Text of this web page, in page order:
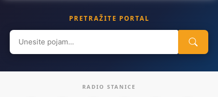
PRETRAŽITE PORTAL
Search
for:
RADIO STANICE